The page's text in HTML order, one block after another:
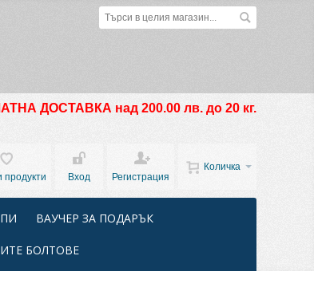
ДОСТАВКА над 200.00 лв. до 20 кг.
Количка
Вход Регистрация
ВАУЧЕР ЗА ПОДАРЪК
БОЛТОВЕ